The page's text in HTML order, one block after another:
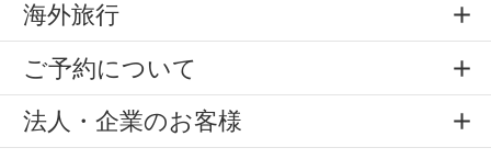
海外旅行
ご予約について
法人・企業のお客様